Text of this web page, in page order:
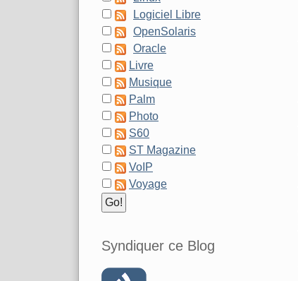
Logiciel Libre
OpenSolaris
Oracle
Livre
Musique
Palm
Photo
S60
ST Magazine
VoIP
Voyage
Syndiquer ce Blog